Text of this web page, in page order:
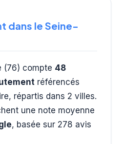
dans le Seine-
(76) compte 48
référencés
répartis dans 2 villes.
une note moyenne
, basée sur 278 avis